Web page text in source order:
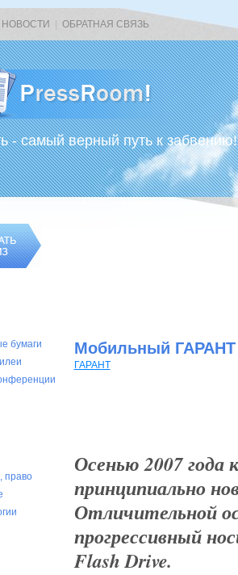
НОВОСТИ ОБРАТНАЯ СВЯЗЬ
- самый верный путь к
бумаги
право
Мобильный ГАРАНТ
ГАРАНТ
Осенью 2007 года
принципиально
Отличительной
прогрессивный
Flash Drive.